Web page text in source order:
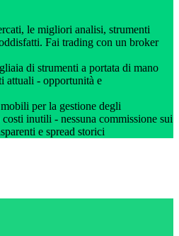
le migliori analisi, strumenti
Fai trading con un broker
di strumenti a portata di mano
attuali - opportunità e
per la gestione degli
inutili - nessuna commissione sui
e spread storici